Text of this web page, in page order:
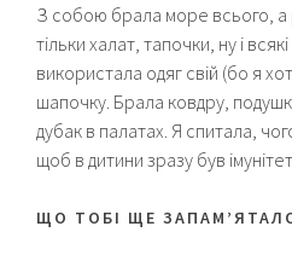
З собою брала море всього, а
тільки халат, тапочки, ну і
використала одяг свій (бо я
шапочку. Брала ковдру,
дубак в палатах. Я спитала,
щоб в дитини зразу був імунітет.
ЩО ТОБІ ЩЕ